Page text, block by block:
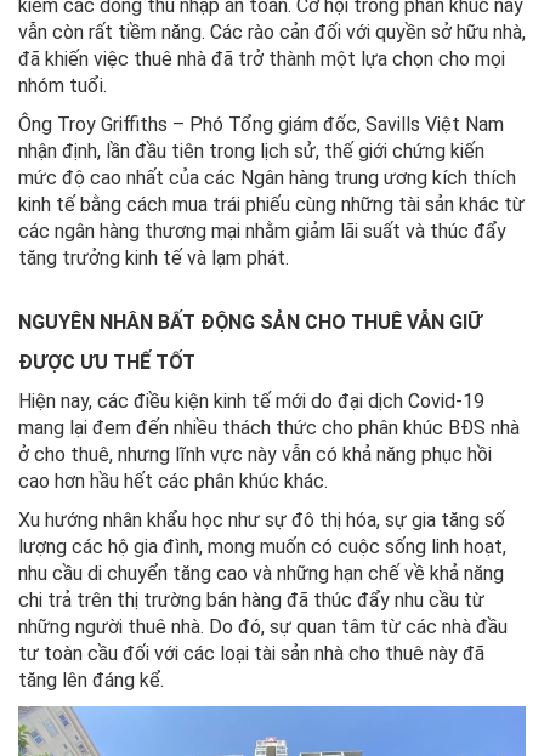
kiếm các dòng thu nhập an toàn. Cơ hội trong phân khúc này
vẫn còn rất tiềm năng. Các rào cản đối với quyền sở hữu nhà,
đã khiến việc thuê nhà đã trở thành một lựa chọn cho mọi
nhóm tuổi.
Ông Troy Griffiths – Phó Tổng giám đốc, Savills Việt Nam
nhận định, lần đầu tiên trong lịch sử, thế giới chứng kiến
mức độ cao nhất của các Ngân hàng trung ương kích thích
kinh tế bằng cách mua trái phiếu cùng những tài sản khác từ
các ngân hàng thương mại nhằm giảm lãi suất và thúc đẩy
tăng trưởng kinh tế và lạm phát.
NGUYÊN NHÂN BẤT ĐỘNG SẢN CHO THUÊ VẪN GIỮ
ĐƯỢC ƯU THẾ TỐT
Hiện nay, các điều kiện kinh tế mới do đại dịch Covid-19
mang lại đem đến nhiều thách thức cho phân khúc BĐS nhà
ở cho thuê, nhưng lĩnh vực này vẫn có khả năng phục hồi
cao hơn hầu hết các phân khúc khác.
Xu hướng nhân khẩu học như sự đô thị hóa, sự gia tăng số
lượng các hộ gia đình, mong muốn có cuộc sống linh hoạt,
nhu cầu di chuyển tăng cao và những hạn chế về khả năng
chi trả trên thị trường bán hàng đã thúc đẩy nhu cầu từ
những người thuê nhà. Do đó, sự quan tâm từ các nhà đầu
tư toàn cầu đối với các loại tài sản nhà cho thuê này đã
tăng lên đáng kể.